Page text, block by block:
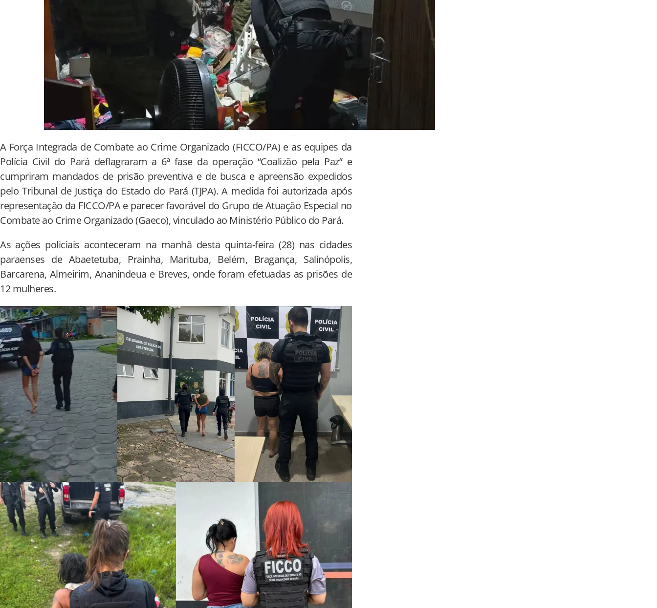
A Força Integrada de Combate ao Crime Organizado (FICCO/PA) e as equipes da
Polícia Civil do Pará deflagraram a 6ª fase da operação “Coalizão pela Paz” e
cumpriram mandados de prisão preventiva e de busca e apreensão expedidos
pelo Tribunal de Justiça do Estado do Pará (TJPA). A medida foi autorizada após
representação da FICCO/PA e parecer favorável do Grupo de Atuação Especial no
Combate ao Crime Organizado (Gaeco), vinculado ao Ministério Público do Pará.
As ações policiais aconteceram na manhã desta quinta-feira (28) nas cidades
paraenses de Abaetetuba, Prainha, Marituba, Belém, Bragança, Salinópolis,
Barcarena, Almeirim, Ananindeua e Breves, onde foram efetuadas as prisões de
12 mulheres.